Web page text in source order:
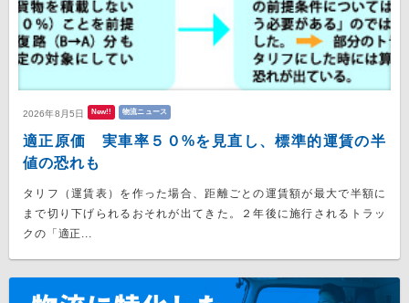
2026年8月5日 New!! 物流ニュース
適正原価 実車率５０%を見直し、標準的運賃の半
値の恐れも
タリフ（運賃表）を作った場合、距離ごとの運賃額が最大で半額に
まで切り下げられるおそれが出てきた。２年後に施行されるトラッ
クの「適正...